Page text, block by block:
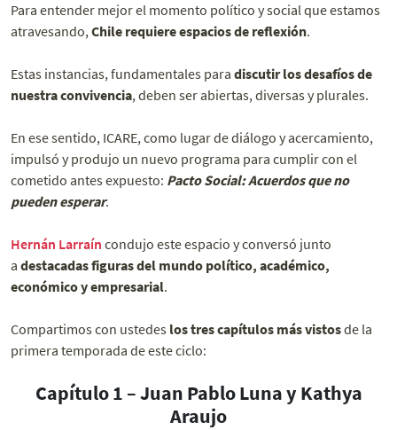
Para entender mejor el momento político y social que estamos
atravesando,Chile requiere espacios de reflexión.
Estas instancias, fundamentales para discutir los desafíos de
nuestra convivencia, deben ser abiertas, diversas y plurales.
En ese sentido, ICARE, como lugar de diálogo y acercamiento,
impulsó y produjo un nuevo programa para cumplir con el
cometido antes expuesto: Pacto Social: Acuerdos que no
pueden esperar.
Hernán Larraín condujo este espacio y conversó junto
a destacadas figuras del mundo político, académico,
económico y empresarial.
Compartimos con ustedes los tres capítulos más vistosde la
primera temporada de este ciclo:
Capítulo 1 – Juan Pablo Luna y Kathya
Araujo